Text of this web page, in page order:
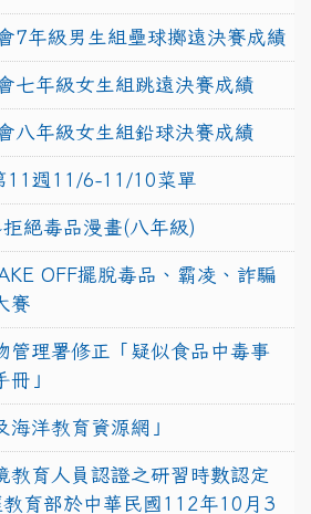
7年級男生組壘球擲遠決賽成績
七年級女生組跳遠決賽成績
八年級女生組鉛球決賽成績
11週11/6-11/10菜單
絕毒品漫畫(八年級)
OFF擺脫毒品、霸凌、詐騙
賽
管理署修正「疑似食品中毒事
」
海洋教育資源網」
教育人員認證之研習時數認定
育部於中華民國112年10月3